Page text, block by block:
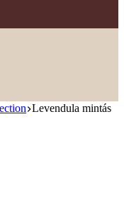
Levendula mintás